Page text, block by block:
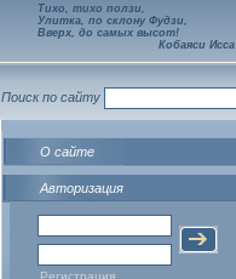
Тихо, тихо ползи,
Улитка, по склону Фудзи,
Вверх, до самых высот!
Кобаяси Исса
Поиск по сайту
О сайте
Авторизация
Регистрация